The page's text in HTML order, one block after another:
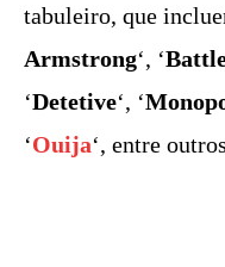
tabuleiro, que
Armstrong‘, ‘
‘Detetive‘, ‘
‘Ouija‘, entre